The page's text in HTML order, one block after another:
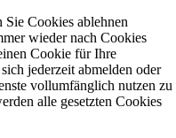
Cookies ablehnen
wieder nach Cookies
Cookie für Ihre
jederzeit abmelden oder
vollumfänglich nutzen zu
alle gesetzten Cookies